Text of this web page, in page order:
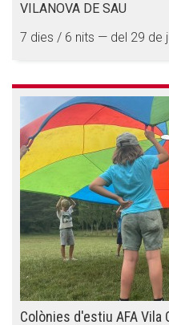
VILANOVA DE SAU
7 dies / 6 nits — del 29 de
Colònies d'estiu AFA Vila